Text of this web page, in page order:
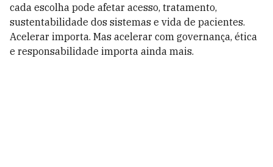
cada escolha pode afetar acesso, tratamento,
sustentabilidade dos sistemas e vida de pacientes.
Acelerar importa. Mas acelerar com governança, ética
e responsabilidade importa ainda mais.